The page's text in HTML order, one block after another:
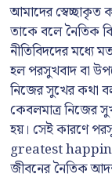
আমাদের স্বেচ্ছাকৃত
তাকে বলে নৈতিক
নীতিবিদদের মধ্যে
হল পরসুখবাদ বা
নিজের সুখের কথা
কেবলমাত্র নিজের
হয়। সেই কারণে
greatest
জীবনের নৈতিক